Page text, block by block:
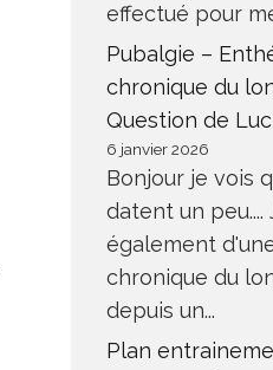
effectué pour
Pubalgie –
chronique du
Question de Luc
6 janvier 2026
Bonjour je vois
datent un peu....
également
chronique du
depuis un...
Plan